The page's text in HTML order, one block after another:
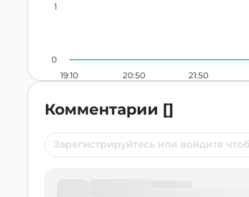
19:10 20:50 21:50
0
1
Комментарии []